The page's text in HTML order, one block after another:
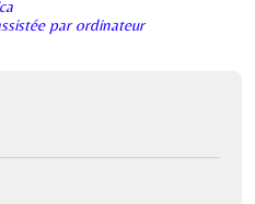
par ordinateur